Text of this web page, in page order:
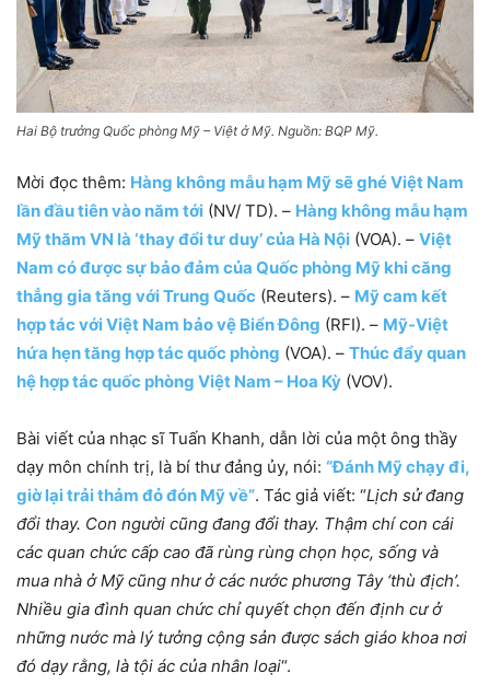
Hai Bộ trưởng Quốc phòng Mỹ – Việt ở Mỹ. Nguồn: BQP Mỹ.
Mời đọc thêm: Hàng không mẫu hạm Mỹ sẽ ghé Việt Nam
lần đầu tiên vào năm tới (NV/ TD). – Hàng không mẫu hạm
Mỹ thăm VN là ‘thay đổi tư duy’ của Hà Nội (VOA). – Việt
Nam có được sự bảo đảm của Quốc phòng Mỹ khi căng
thẳng gia tăng với Trung Quốc (Reuters). – Mỹ cam kết
hợp tác với Việt Nam bảo vệ Biển Đông (RFI). – Mỹ-Việt
hứa hẹn tăng hợp tác quốc phòng (VOA). – Thúc đẩy quan
hệ hợp tác quốc phòng Việt Nam – Hoa Kỳ (VOV).
Bài viết của nhạc sĩ Tuấn Khanh, dẫn lời của một ông thầy
dạy môn chính trị, là bí thư đảng ủy, nói: “Đánh Mỹ chạy đi,
giờ lại trải thảm đỏ đón Mỹ về”. Tác giả viết: “Lịch sử đang
đổi thay. Con người cũng đang đổi thay. Thậm chí con cái
các quan chức cấp cao đã rùng rùng chọn học, sống và
mua nhà ở Mỹ cũng như ở các nước phương Tây ‘thù địch’.
Nhiều gia đình quan chức chỉ quyết chọn đến định cư ở
những nước mà lý tưởng cộng sản được sách giáo khoa nơi
đó dạy rằng, là tội ác của nhân loại“.